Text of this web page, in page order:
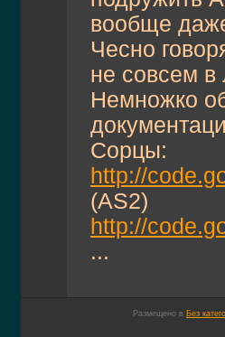
вообще
Чесно
не совсем
Немножко
Сорцы:
http://
(AS2)
http://
...
Размещено в Без